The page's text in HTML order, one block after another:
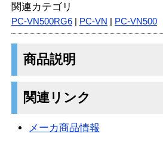
関連カテゴリ
PC-VN500RG6 PC-VN PC-VN500
商品説明
関連リンク
メーカ商品情報